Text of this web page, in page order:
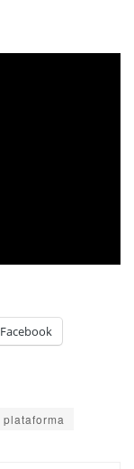
Facebook
plataforma